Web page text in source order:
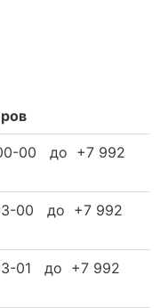
00 до +7 992
00 до +7 992
01 до +7 992